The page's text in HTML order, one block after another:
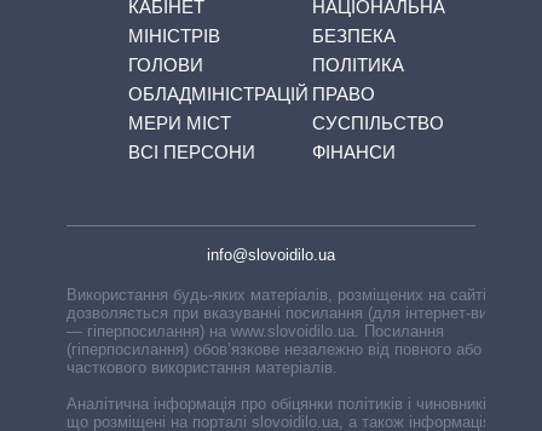
КАБІНЕТ
МІНІСТРІВ
ГОЛОВИ
ОБЛАДМІНІСТРАЦІЙ
МЕРИ МІСТ
ВСІ ПЕРСОНИ
НАЦІОНАЛЬНА
БЕЗПЕКА
ПОЛІТИКА
ПРАВО
СУСПІЛЬСТВО
ФІНАНСИ
info@slovoidilo.ua
Використання будь-яких матеріалів, розміщених на сайті,
дозволяється при вказуванні посилання (для інтернет-видань
— гіперпосилання) на www.slovoidilo.ua. Посилання
(гіперпосилання) обов’язкове незалежно від повного або
часткового використання матеріалів.
Аналітична інформація про обіцянки політиків і чиновників,
що розміщені на порталі slovoidilo.ua, а також інформація про